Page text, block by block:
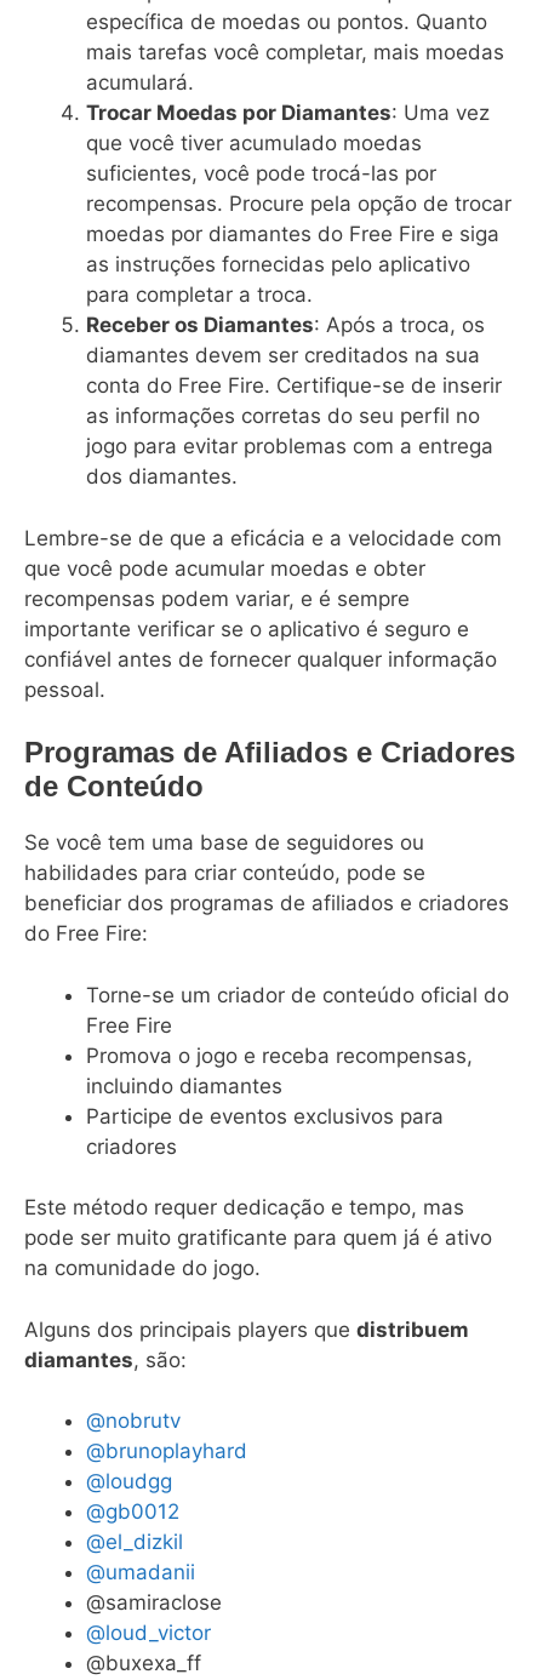
específica de moedas ou pontos. Quanto
mais tarefas você completar, mais moedas
acumulará.
Trocar Moedas por Diamantes: Uma vez
que você tiver acumulado moedas
suficientes, você pode trocá-las por
recompensas. Procure pela opção de trocar
moedas por diamantes do Free Fire e siga
as instruções fornecidas pelo aplicativo
para completar a troca.
Receber os Diamantes: Após a troca, os
diamantes devem ser creditados na sua
conta do Free Fire. Certifique-se de inserir
as informações corretas do seu perfil no
jogo para evitar problemas com a entrega
dos diamantes.
Lembre-se de que a eficácia e a velocidade com
que você pode acumular moedas e obter
recompensas podem variar, e é sempre
importante verificar se o aplicativo é seguro e
confiável antes de fornecer qualquer informação
pessoal.
Programas de Afiliados e Criadores
de Conteúdo
Se você tem uma base de seguidores ou
habilidades para criar conteúdo, pode se
beneficiar dos programas de afiliados e criadores
do Free Fire:
Torne-se um criador de conteúdo oficial do
Free Fire
Promova o jogo e receba recompensas,
incluindo diamantes
Participe de eventos exclusivos para
criadores
Este método requer dedicação e tempo, mas
pode ser muito gratificante para quem já é ativo
na comunidade do jogo.
Alguns dos principais players que distribuem
diamantes, são:
@nobrutv
@brunoplayhard
@loudgg
@gb0012
@el_dizkil
@umadanii
@samiraclose
@loud_victor
@buxexa_ff